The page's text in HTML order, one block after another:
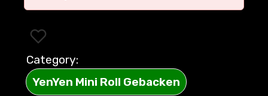
Category:
YenYen Mini Roll Gebacken